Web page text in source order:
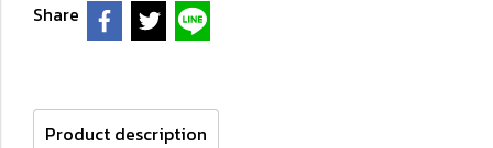
Share
Product description